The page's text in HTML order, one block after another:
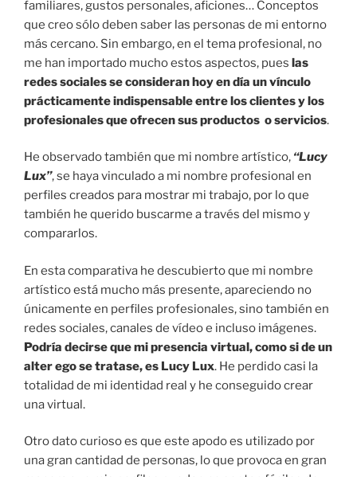
familiares, gustos personales, aficiones… Conceptos
que creo sólo deben saber las personas de mi entorno
más cercano. Sin embargo, en el tema profesional, no
me han importado mucho estos aspectos, pues las
redes sociales se consideran hoy en día un vínculo
prácticamente indispensable entre los clientes y los
profesionales que ofrecen sus productos o servicios.
He observado también que mi nombre artístico, “Lucy
Lux”, se haya vinculado a mi nombre profesional en
perfiles creados para mostrar mi trabajo, por lo que
también he querido buscarme a través del mismo y
compararlos.
En esta comparativa he descubierto que mi nombre
artístico está mucho más presente, apareciendo no
únicamente en perfiles profesionales, sino también en
redes sociales, canales de vídeo e incluso imágenes.
Podría decirse que mi presencia virtual, como si de un
alter ego se tratase, es Lucy Lux. He perdido casi la
totalidad de mi identidad real y he conseguido crear
una virtual.
Otro dato curioso es que este apodo es utilizado por
una gran cantidad de personas, lo que provoca en gran